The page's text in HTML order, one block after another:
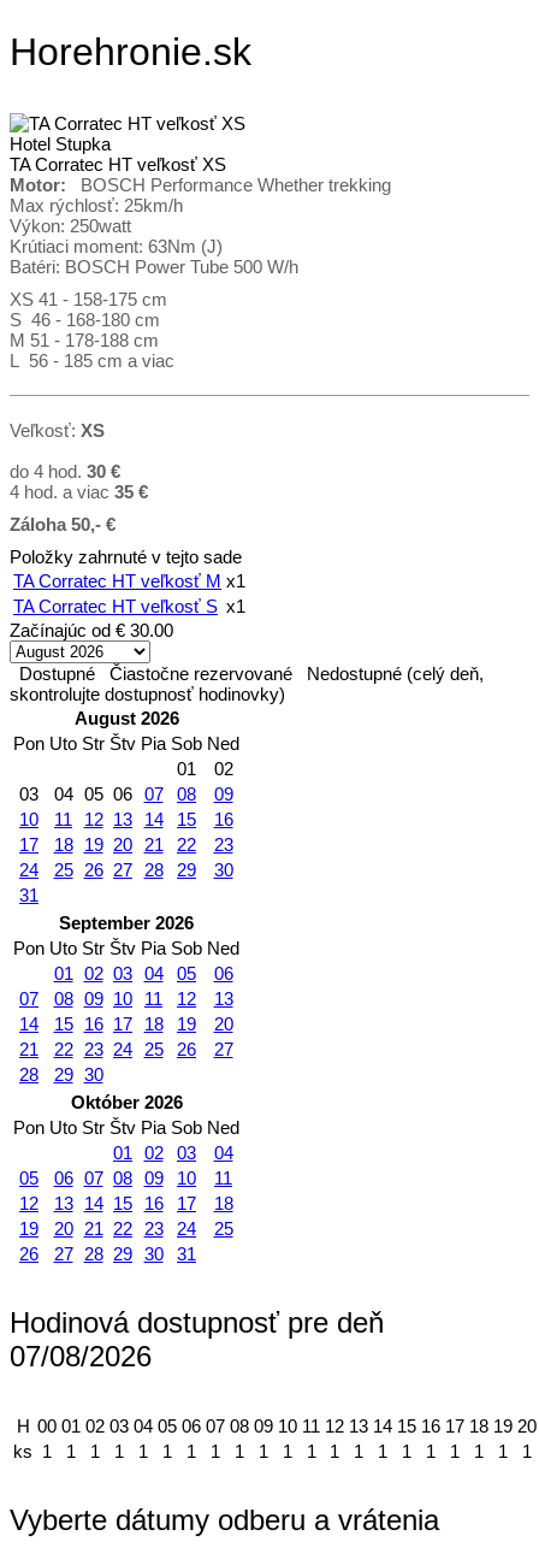
Horehronie.sk
Hotel Stupka
TA Corratec HT veľkosť XS
Motor: BOSCH Performance Whether trekking
Max rýchlosť: 25km/h
Výkon: 250watt
Krútiaci moment: 63Nm (J)
Batéri: BOSCH Power Tube 500 W/h
XS 41 - 158-175 cm
S 46 - 168-180 cm
M 51 - 178-188 cm
L 56 - 185 cm a viac
Veľkosť: XS
do 4 hod. 30 €
4 hod. a viac 35 €
Záloha 50,- €
Položky zahrnuté v tejto sade
TA Corratec HT veľkosť M x1
TA Corratec HT veľkosť S x1
Začínajúc od € 30.00
Dostupné Čiastočne rezervované
Nedostupné (celý deň,
skontrolujte dostupnosť hodinovky)
August 2026
Pon Uto Str Štv Pia Sob Ned
01
02
03
04 05 06 07 08
09
10
11 12 13 14 15
16
17
18 19 20 21 22
23
24
25 26 27 28 29
30
31
September 2026
Pon Uto Str Štv Pia Sob Ned
01 02 03 04 05
06
07
08 09 10 11 12
13
14
15 16 17 18 19
20
21
22 23 24 25 26
27
28
29 30
Október 2026
Pon Uto Str Štv Pia Sob Ned
01
02 03
04
05
06 07 08 09 10
11
12
13 14 15 16 17
18
19
20 21 22 23 24
25
26
27 28 29 30 31
Hodinová dostupnosť pre deň
07/08/2026
H 00 01 02 03 04 05 06 07 08 09 10 11 12 13 14 15 16 17 18 19 20
ks 1 1 1 1 1 1 1 1 1 1 1 1 1 1 1 1 1 1 1 1 1
Vyberte dátumy odberu a vrátenia